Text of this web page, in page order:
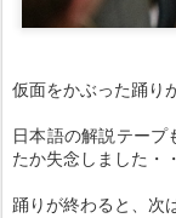
仮面をかぶった踊り
日本語の解説テー
たか失念しました・・
踊りが終わると、次